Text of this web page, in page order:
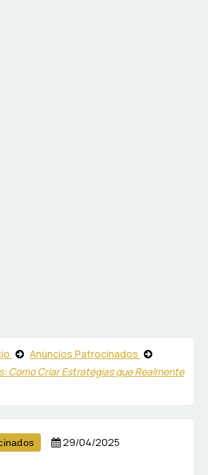
Anúncios Patrocinados
Como Criar Estratégias que Realmente
29/04/2025